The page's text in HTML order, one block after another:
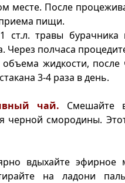
месте. После
пищи.
ст.л. травы
Через полчаса
жидкости,
3-4 раза в день.
чай. Смешайте
черной смородины.
вдыхайте эфирное
на ладони